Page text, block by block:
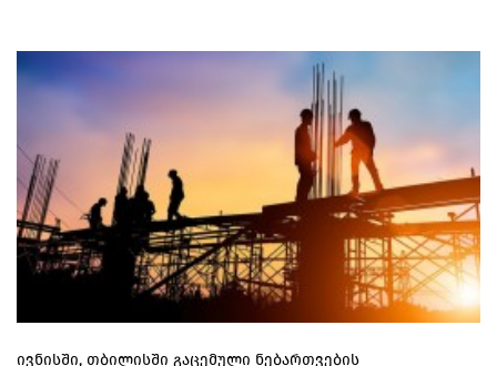
ივნისში, თბილისში გაცემული ნებართვების